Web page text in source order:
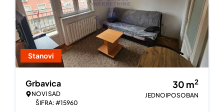
Stanovi
Grbavica
NOVI SAD
ŠIFRA: #15960
30 m2
JEDNOIPOSOBAN